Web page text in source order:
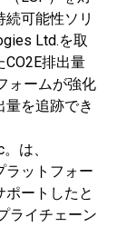
可能性ソリ
Ltd.を取
排出量
ォームが強化
量を追跡でき
は、
ラットフォー
ートしたと
ライチェーン